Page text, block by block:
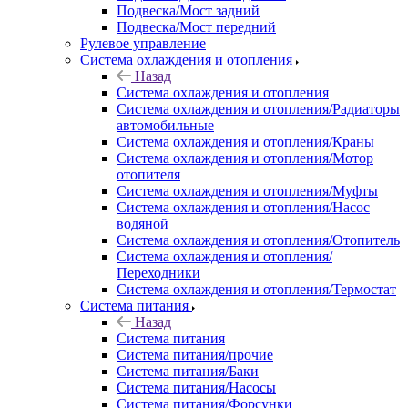
Подвеска/Мост задний
Подвеска/Мост передний
Рулевое управление
Система охлаждения и отопления
Назад
Система охлаждения и отопления
Система охлаждения и отопления/Радиаторы
автомобильные
Система охлаждения и отопления/Краны
Система охлаждения и отопления/Мотор
отопителя
Система охлаждения и отопления/Муфты
Система охлаждения и отопления/Насос
водяной
Система охлаждения и отопления/Отопитель
Система охлаждения и отопления/
Переходники
Система охлаждения и отопления/Термостат
Система питания
Назад
Система питания
Система питания/прочие
Система питания/Баки
Система питания/Насосы
Система питания/Форсунки